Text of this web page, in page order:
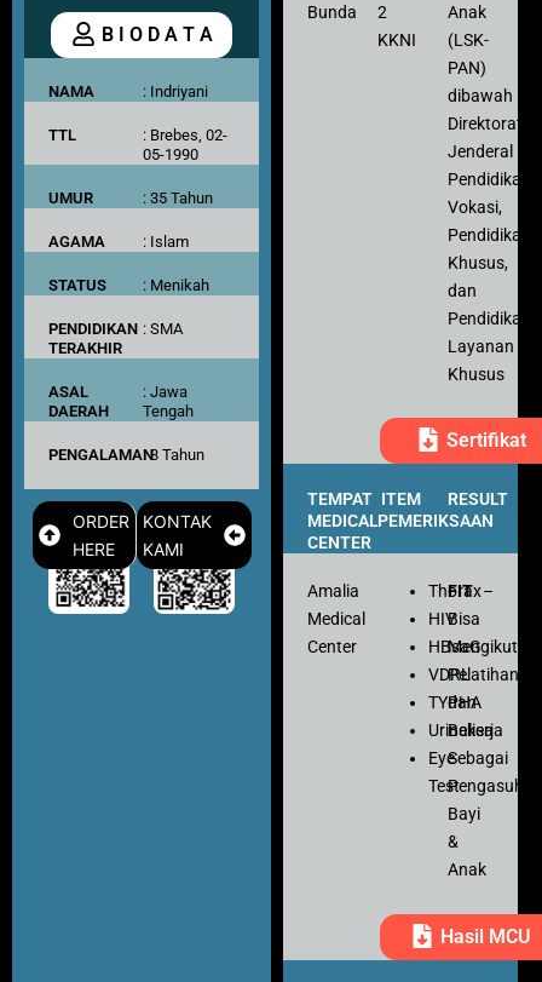
B I O D A T A
NAMA : Indriyani
TTL
: Brebes, 02-
05-1990
UMUR : 35 Tahun
AGAMA : Islam
STATUS : Menikah
PENDIDIKAN
TERAKHIR
: SMA
ASAL
DAERAH
: Jawa
Tengah
PENGALAMAN: 8 Tahun
ORDER
HERE
KONTAK
KAMI
Bunda
2
KKNI
Anak
(LSK-
PAN)
dibawah
Direktorat
Jenderal
Pendidikan
Vokasi,
Pendidikan
Khusus,
dan
Pendidikan
Layanan
Khusus
Sertifikat
TEMPAT
MEDICAL
CENTER
ITEM
PEMERIKSAAN
RESULT
Amalia
Medical
Center
Thorax
HIV
HBsaG
VDRL
TYPHA
Urinalisa
Eye
Test
FIT–
Bisa
Mengikuti
Pelatihan
dan
Bekerja
Sebagai
Pengasuh
Bayi
&
Anak
Hasil MCU